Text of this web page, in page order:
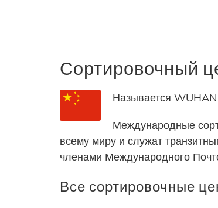
Сортировочный
Называется
Международные
всему миру и служат
членами Международного
Все сортировочные